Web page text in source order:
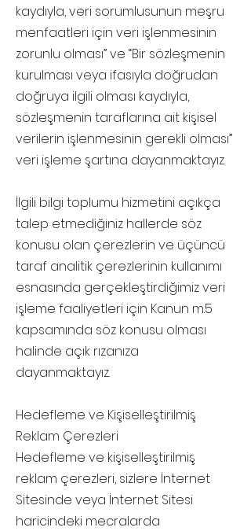
kaydıyla, veri sorumlusunun meşru
menfaatleri için veri işlenmesinin
zorunlu olması” ve “Bir sözleşmenin
kurulması veya ifasıyla doğrudan
doğruya ilgili olması kaydıyla,
sözleşmenin taraflarına ait kişisel
verilerin işlenmesinin gerekli olması”
veri işleme şartına dayanmaktayız.
İlgili bilgi toplumu hizmetini açıkça
talep etmediğiniz hallerde söz
konusu olan çerezlerin ve üçüncü
taraf analitik çerezlerinin kullanımı
esnasında gerçekleştirdiğimiz veri
işleme faaliyetleri için Kanun m.5
kapsamında söz konusu olması
halinde açık rızanıza
dayanmaktayız.
Hedefleme ve Kişiselleştirilmiş
Reklam Çerezleri
Hedefleme ve kişiselleştirilmiş
reklam çerezleri, sizlere İnternet
Sitesinde veya İnternet Sitesi
haricindeki mecralarda